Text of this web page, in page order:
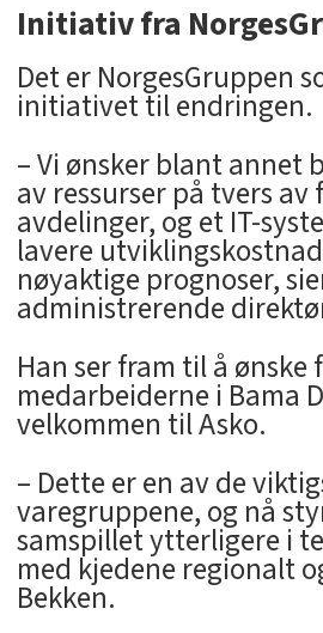
Initiativ fra
Det er NorgesGruppen
initiativet til endringen.
– Vi ønsker blant annet
av ressurser på tvers
avdelinger, og et IT-
lavere
nøyaktige prognoser,
administrerende
Han ser fram til å
medarbeiderne i Bama
velkommen til Asko.
– Dette er en av de
varegruppene, og nå
samspillet ytterligere i
med kjedene regionalt
Bekken.